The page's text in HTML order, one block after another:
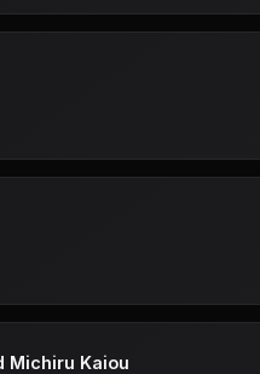
Michiru Kaiou